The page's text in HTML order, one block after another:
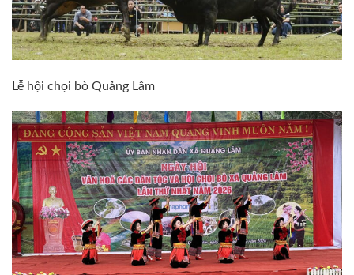
Lễ hội chọi bò Quảng Lâm